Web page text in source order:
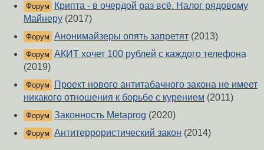
Форум
Крипта - в очердой раз всё. Налог рядовому
Майнеру (2017)
Форум Анонимайзеры опять запретят (2013)
Форум АКИТ хочет 100 рублей с каждого телефона
(2019)
Форум
Проект нового антитабачного закона не имеет
никакого отношения к борьбе с курением (2011)
Форум Законность Metaprog (2020)
Форум Антитеррористический закон (2014)